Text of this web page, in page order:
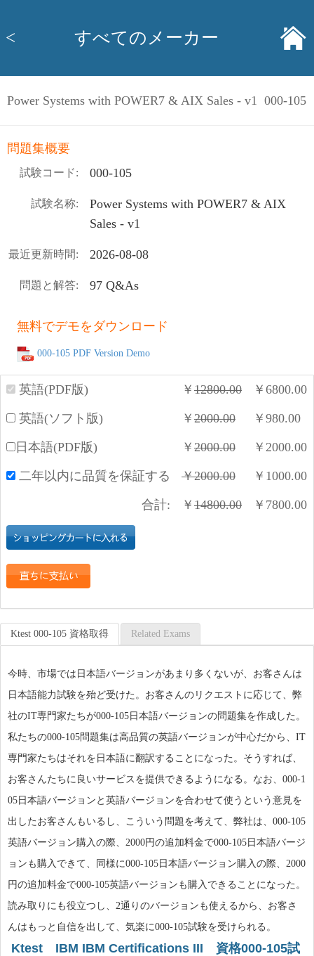
< すべてのメーカー
Power Systems with POWER7 & AIX Sales - v1 000-105
問題集概要
試験コード: 000-105
試験名称:
Power Systems with POWER7 & AIX
Sales - v1
最近更新時間: 2026-08-08
問題と解答: 97 Q&As
無料でデモをダウンロード
000-105 PDF Version Demo
英語(PDF版) ￥ 12800.00 ￥ 6800.00
英語(ソフト版) ￥ 2000.00 ￥ 980.00
日本語(PDF版) ￥ 2000.00 ￥ 2000.00
二年以内に品質を保証する ￥2000.00 ￥ 1000.00
合計: ￥ 14800.00 ￥ 7800.00
Ktest 000-105 資格取得 Related Exams
今時、市場では日本語バージョンがあまり多くないが、お客さんは
日本語能力試験を殆ど受けた。お客さんのリクエストに応じて、弊
社のIT専門家たちが000-105日本語バージョンの問題集を作成した。
私たちの000-105問題集は高品質の英語バージョンが中心だから、IT
専門家たちはそれを日本語に翻訳することになった。そうすれば、
お客さんたちに良いサービスを提供できるようになる。なお、000-1
05日本語バージョンと英語バージョンを合わせて使うという意見を
出したお客さんもいるし、こういう問題を考えて、弊社は、000-105
英語バージョン購入の際、2000円の追加料金で000-105日本語バージ
ョンも購入できて、同様に000-105日本語バージョン購入の際、2000
円の追加料金で000-105英語バージョンも購入できることになった。
読み取りにも役立つし、2通りのバージョンも使えるから、お客さ
んはもっと自信を出して、気楽に000-105試験を受けられる。
Ktest IBM IBM Certifications III 資格000-105試